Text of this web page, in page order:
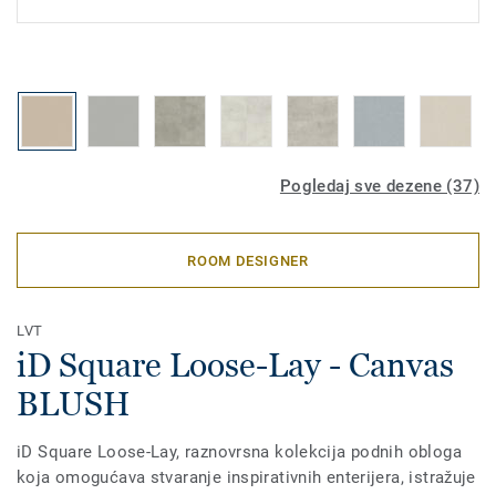
Pogledaj sve dezene (37)
ROOM DESIGNER
LVT
iD Square Loose-Lay - Canvas
BLUSH
iD Square Loose-Lay, raznovrsna kolekcija podnih obloga
koja omogućava stvaranje inspirativnih enterijera, istražuje